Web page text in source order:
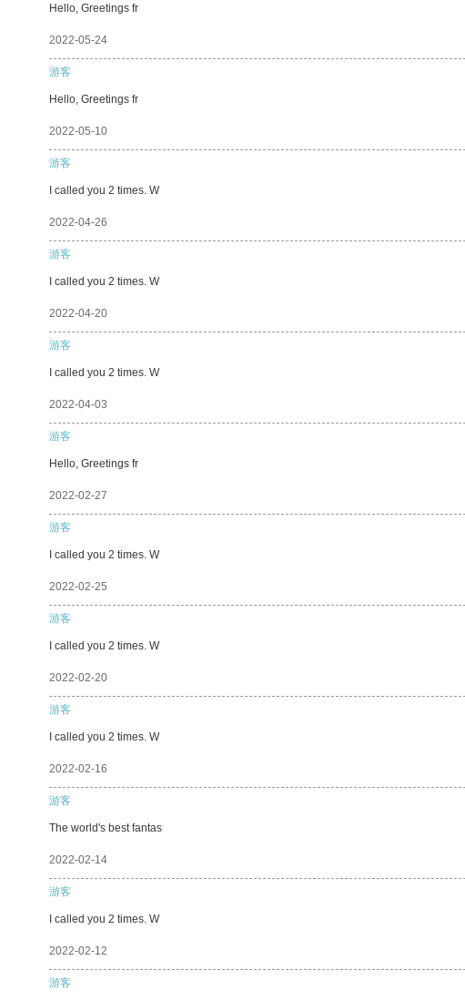
Hello, Greetings fr
2022-05-24
游客
Hello, Greetings fr
2022-05-10
游客
I called you 2 times. W
2022-04-26
游客
I called you 2 times. W
2022-04-20
游客
I called you 2 times. W
2022-04-03
游客
Hello, Greetings fr
2022-02-27
游客
I called you 2 times. W
2022-02-25
游客
I called you 2 times. W
2022-02-20
游客
I called you 2 times. W
2022-02-16
游客
The world's best fantas
2022-02-14
游客
I called you 2 times. W
2022-02-12
游客